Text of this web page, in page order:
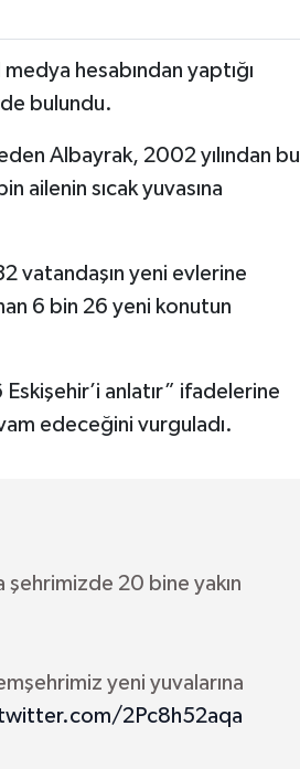
hesabından yaptığı
bulundu.
Albayrak, 2002 yılından bu
ailenin sıcak yuvasına
vatandaşın yeni evlerine
6 bin 26 yeni konutun
Eskişehir’i anlatır” ifadelerine
edeceğini vurguladı.
şehrimizde 20 bine yakın
yeni yuvalarına
2Pc8h52aqa